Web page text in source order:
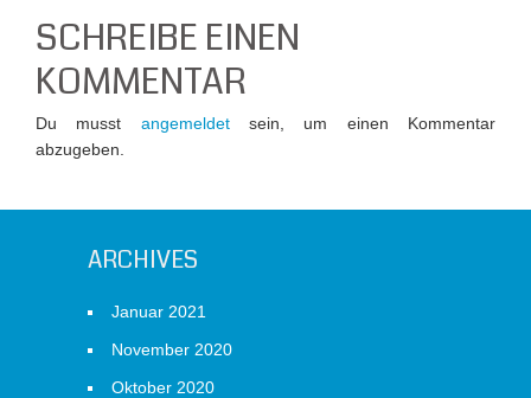
SCHREIBE EINEN
KOMMENTAR
Du musst angemeldetsein, um einen Kommentar
abzugeben.
ARCHIVES
Januar 2021
November 2020
Oktober 2020